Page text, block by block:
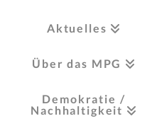
Aktuelles
Über das MPG
Demokratie /
Nachhaltigkeit